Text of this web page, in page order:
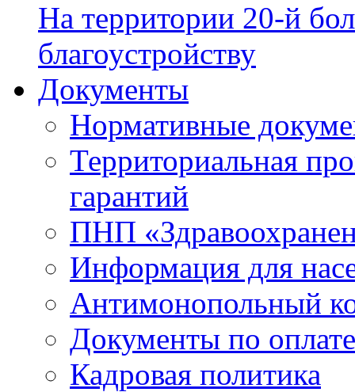
На территории 20-й
благоустройству
Документы
Нормативные
Территориальная
гарантий
ПНП
Информация для
Антимонопольный
Документы по
Кадровая политика